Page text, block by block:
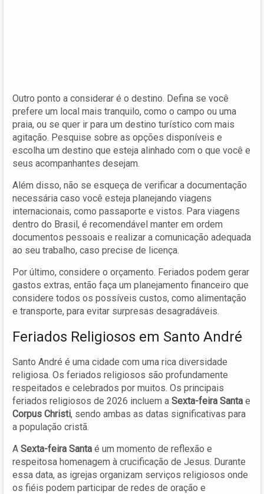
Outro ponto a considerar é o destino. Defina se você
prefere um local mais tranquilo, como o campo ou uma
praia, ou se quer ir para um destino turístico com mais
agitação. Pesquise sobre as opções disponíveis e
escolha um destino que esteja alinhado com o que você e
seus acompanhantes desejam.
Além disso, não se esqueça de verificar a documentação
necessária caso você esteja planejando viagens
internacionais, como passaporte e vistos. Para viagens
dentro do Brasil, é recomendável manter em ordem
documentos pessoais e realizar a comunicação adequada
ao seu trabalho, caso precise de licença.
Por último, considere o orçamento. Feriados podem gerar
gastos extras, então faça um planejamento financeiro que
considere todos os possíveis custos, como alimentação
e transporte, para evitar surpresas desagradáveis.
Feriados Religiosos em Santo André
Santo André é uma cidade com uma rica diversidade
religiosa. Os feriados religiosos são profundamente
respeitados e celebrados por muitos. Os principais
feriados religiosos de 2026 incluem a Sexta-feira Santa e
Corpus Christi, sendo ambas as datas significativas para
a população cristã.
A Sexta-feira Santa é um momento de reflexão e
respeitosa homenagem à crucificação de Jesus. Durante
essa data, as igrejas organizam serviços religiosos onde
os fiéis podem participar de redes de oração e